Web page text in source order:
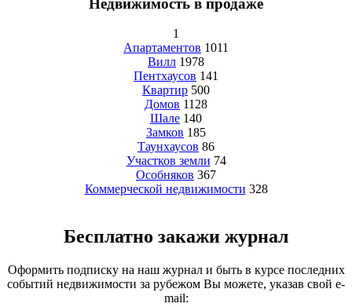
1
Апартаментов 1011
Вилл 1978
Пентхаусов 141
Квартир 500
Домов 1128
Шале 140
Замков 185
Таунхаусов 86
Участков земли 74
Особняков 367
Коммерческой недвижимости 328
Бесплатно закажи журнал
Оформить подписку на наш журнал и быть в курсе последних
событий недвижимости за рубежом Вы можете, указав свой e-
mail: